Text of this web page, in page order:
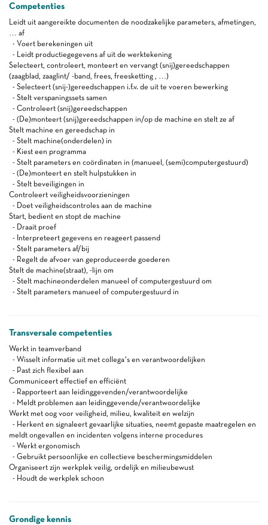
Competenties
Leidt uit aangereikte documenten de noodzakelijke parameters, afmetingen,
… af
- Voert berekeningen uit
- Leidt productiegegevens af uit de werktekening
Selecteert, controleert, monteert en vervangt (snij)gereedschappen
(zaagblad, zaaglint/ -band, frees, freesketting , …)
- Selecteert (snij-)gereedschappen i.f.v. de uit te voeren bewerking
- Stelt verspaningssets samen
- Controleert (snij)gereedschappen
- (De)monteert (snij)gereedschappen in/op de machine en stelt ze af
Stelt machine en gereedschap in
- Stelt machine(onderdelen) in
- Kiest een programma
- Stelt parameters en coördinaten in (manueel, (semi)computergestuurd)
- (De)monteert en stelt hulpstukken in
- Stelt beveiligingen in
Controleert veiligheidsvoorzieningen
- Doet veiligheidscontroles aan de machine
Start, bedient en stopt de machine
- Draait proef
- Interpreteert gegevens en reageert passend
- Stelt parameters af/bij
- Regelt de afvoer van geproduceerde goederen
Stelt de machine(straat), -lijn om
- Stelt machineonderdelen manueel of computergestuurd om
- Stelt parameters manueel of computergestuurd in
Transversale competenties
Werkt in teamverband
- Wisselt informatie uit met collega’s en verantwoordelijken
- Past zich flexibel aan
Communiceert effectief en efficiënt
- Rapporteert aan leidinggevenden/verantwoordelijke
- Meldt problemen aan leidinggevende/verantwoordelijke
Werkt met oog voor veiligheid, milieu, kwaliteit en welzijn
- Herkent en signaleert gevaarlijke situaties, neemt gepaste maatregelen en
meldt ongevallen en incidenten volgens interne procedures
- Werkt ergonomisch
- Gebruikt persoonlijke en collectieve beschermingsmiddelen
Organiseert zijn werkplek veilig, ordelijk en milieubewust
- Houdt de werkplek schoon
Grondige kennis